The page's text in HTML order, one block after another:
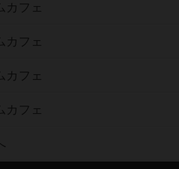
カフェ
カフェ
カフェ
カフェ